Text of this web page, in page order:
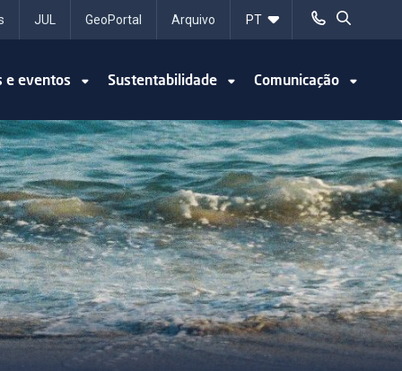
JUL GeoPortal Arquivo
e eventos Sustentabilidade Comunicação